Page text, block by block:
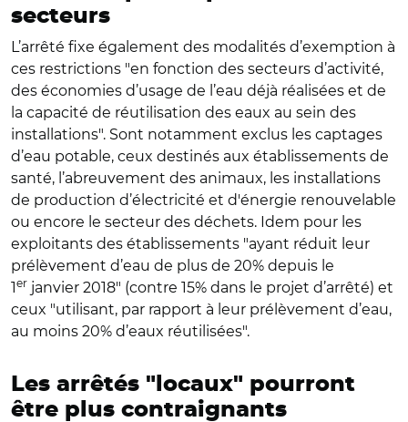
secteurs
L’arrêté fixe également des modalités d’exemption à
ces restrictions "en fonction des secteurs d’activité,
des économies d’usage de l’eau déjà réalisées et de
la capacité de réutilisation des eaux au sein des
installations". Sont notamment exclus les captages
d’eau potable, ceux destinés aux établissements de
santé, l’abreuvement des animaux, les installations
de production d’électricité et d'énergie renouvelable
ou encore le secteur des déchets. Idem pour les
exploitants des établissements "ayant réduit leur
prélèvement d’eau de plus de 20% depuis le
1er janvier 2018" (contre 15% dans le projet d’arrêté) et
ceux "utilisant, par rapport à leur prélèvement d’eau,
au moins 20% d’eaux réutilisées".
Les arrêtés "locaux" pourront
être plus contraignants